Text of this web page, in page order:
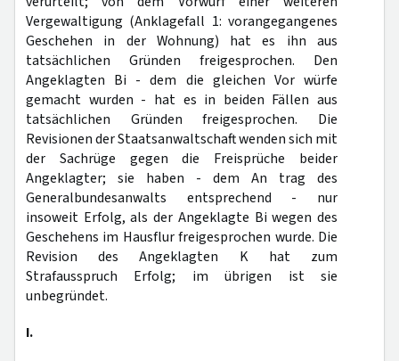
Vergewaltigung (Anklagefall 1: vorangegangenes
Geschehen in der Wohnung) hat es ihn aus
tatsächlichen Gründen freigesprochen. Den
Angeklagten Bi - dem die gleichen Vor würfe
gemacht wurden - hat es in beiden Fällen aus
tatsächlichen Gründen freigesprochen. Die
Revisionen der Staatsanwaltschaft wenden sich mit
der Sachrüge gegen die Freisprüche beider
Angeklagter; sie haben - dem An trag des
Generalbundesanwalts entsprechend - nur
insoweit Erfolg, als der Angeklagte Bi wegen des
Geschehens im Hausflur freigesprochen wurde. Die
Revision des Angeklagten K hat zum
Strafausspruch Erfolg; im übrigen ist sie
unbegründet.
I.